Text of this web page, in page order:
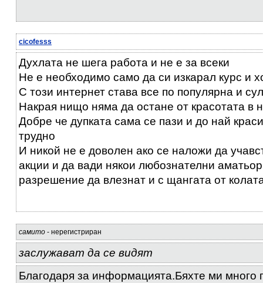
cicofesss
Духлата не шега работа и не е за всеки
Не е необходимо само да си изкарал курс и
С този интернет става все по популярна и
Накрая нищо няма да остане от красотата в
Добре че дупката сама се пази и до най
трудно
И никой не е доволен ако се наложи да
акции и да вади някои любознателни
разрешение да влезнат и с щангата от
самито - нерегистриран
заслужават да се видят
Благодаря за информацията.Бяхте ми